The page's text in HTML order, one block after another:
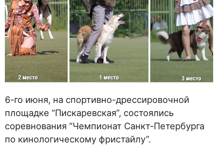
6-го июня, на спортивно-дрессировочной
площадке “Пискаревская”, состоялись
соревнования “Чемпионат Санкт-Петербурга
по кинологическому фристайлу”.